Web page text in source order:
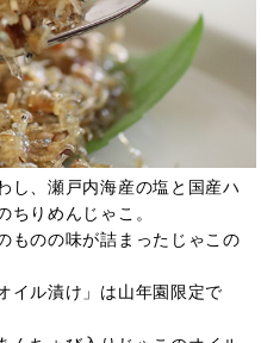
し、瀬戸内海産の塩と国産ハ
ちりめんじゃこ。
ものの味が詰まったじゃこの
イル漬け」は山年園限定で